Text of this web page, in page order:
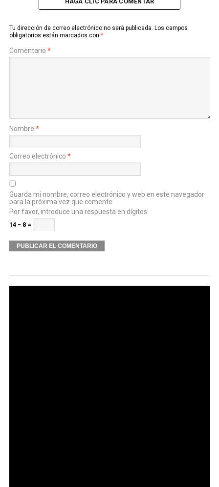
Tu dirección de correo electrónico no será publicada. Los campos
obligatorios están marcados con *
Comentario *
Nombre *
Correo electrónico *
Guarda mi nombre, correo electrónico y web en este navegador
para la próxima vez que comente.
Por favor, introduce una respuesta en dígitos:
14 − 8 =